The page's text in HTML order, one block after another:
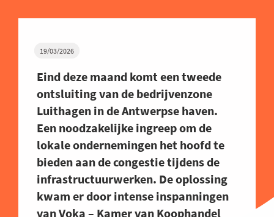
19/03/2026
Eind deze maand komt een tweede
ontsluiting van de bedrijvenzone
Luithagen in de Antwerpse haven.
Een noodzakelijke ingreep om de
lokale ondernemingen het hoofd te
bieden aan de congestie tijdens de
infrastructuurwerken. De oplossing
kwam er door intense inspanningen
van Voka – Kamer van Koophandel